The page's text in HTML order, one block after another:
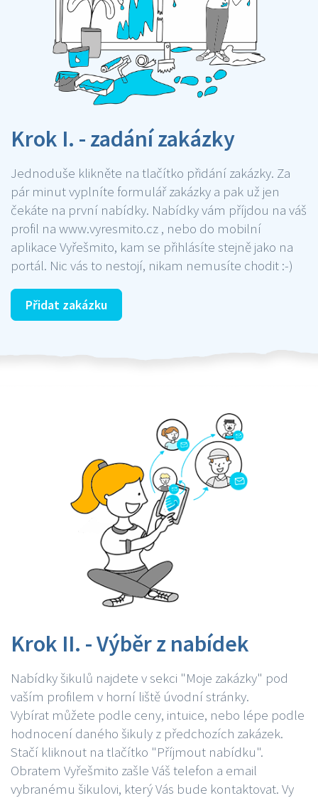
Krok I. - zadání zakázky
Jednoduše klikněte na tlačítko přidání zakázky. Za
pár minut vyplníte formulář zakázky a pak už jen
čekáte na první nabídky. Nabídky vám příjdou na váš
profil na www.vyresmito.cz , nebo do mobilní
aplikace Vyřešmito, kam se přihlásíte stejně jako na
portál. Nic vás to nestojí, nikam nemusíte chodit :-)
Přidat zakázku
Krok II. - Výběr z nabídek
Nabídky šikulů najdete v sekci "Moje zakázky" pod
vaším profilem v horní liště úvodní stránky.
Vybírat můžete podle ceny, intuice, nebo lépe podle
hodnocení daného šikuly z předchozích zakázek.
Stačí kliknout na tlačítko "Příjmout nabídku".
Obratem Vyřešmito zašle Váš telefon a email
vybranému šikulovi, který Vás bude kontaktovat. Vy